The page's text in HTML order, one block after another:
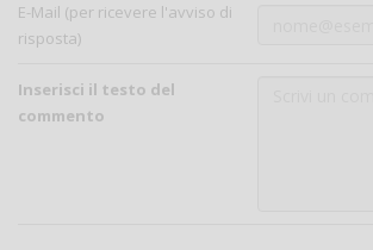
E-Mail (per ricevere l'avviso di
risposta)
Inserisci il testo del
commento